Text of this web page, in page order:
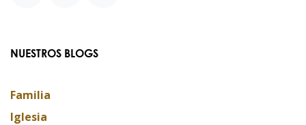
NUESTROS BLOGS
Familia
Iglesia